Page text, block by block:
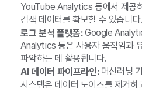
YouTube Analytics 등에서 제공
검색 데이터를 확보할 수 있습니다.
로그 분석 플랫폼:Google
Analytics 등은 사용자 움직임과
파악하는 데 활용됩니다.
AI 데이터 파이프라인:머신러닝
시스템은 데이터 노이즈를 제거하